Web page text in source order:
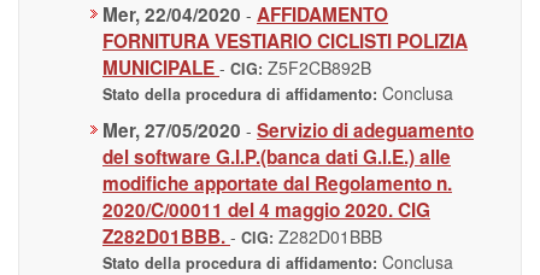
Mer, 22/04/2020 - AFFIDAMENTO
FORNITURA VESTIARIO CICLISTI POLIZIA
MUNICIPALE - CIG: Z5F2CB892B
Stato della procedura di affidamento: Conclusa
Mer, 27/05/2020 - Servizio di adeguamento
del software G.I.P.(banca dati G.I.E.) alle
modifiche apportate dal Regolamento n.
2020/C/00011 del 4 maggio 2020. CIG
Z282D01BBB. - CIG: Z282D01BBB
Stato della procedura di affidamento: Conclusa